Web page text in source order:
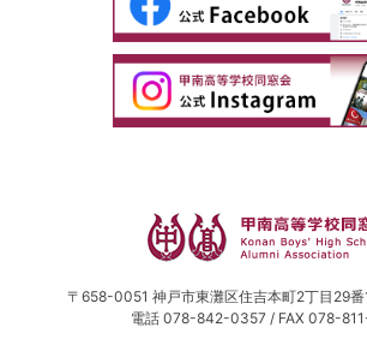
〒658-0051 神戸市東灘区住吉本町2丁目29
電話 078-842-0357 / FAX 078-